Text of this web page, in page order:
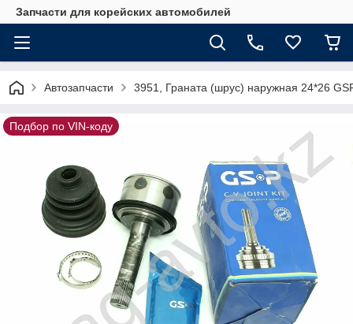
Запчасти для корейских автомобилей
Автозапчасти 3951, Граната (шрус) наружная 24*26
Подбор по VIN-коду